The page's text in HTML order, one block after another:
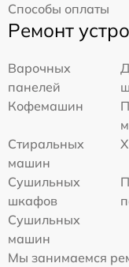
Способы оплаты
Ремонт
Варочных
панелей
Кофемашин
Стиральных
машин
Сушильных
шкафов
Сушильных
машин
Мы занимаемся